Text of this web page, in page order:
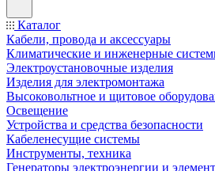
Каталог
Кабели, провода и аксессуары
Климатические и инженерные
Электроустановочные изделия
Изделия для электромонтажа
Высоковольтное и щитовое
Освещение
Устройства и средства безопасности
Кабеленесущие системы
Инструменты, техника
Генераторы электроэнергии и